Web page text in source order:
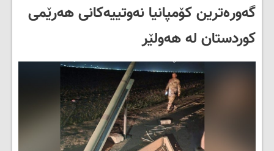
گەورەترین کۆمپانیا نەوتییەکانی هەرێمی
کوردستان لە هەولێر